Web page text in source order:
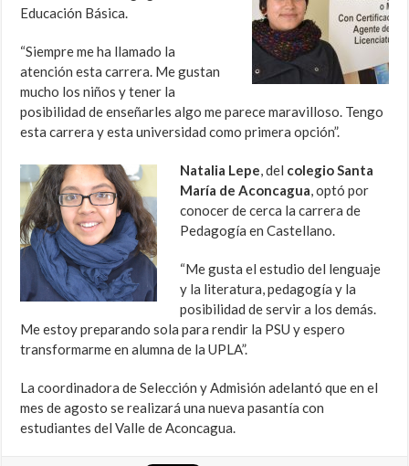
Educación Básica.
“Siempre me ha llamado la
atención esta carrera. Me gustan
mucho los niños y tener la
posibilidad de enseñarles algo me parece maravilloso. Tengo
esta carrera y esta universidad como primera opción”.
Natalia Lepe, del colegio Santa
María de Aconcagua, optó por
conocer de cerca la carrera de
Pedagogía en Castellano.
“Me gusta el estudio del lenguaje
y la literatura, pedagogía y la
posibilidad de servir a los demás.
Me estoy preparando sola para rendir la PSU y espero
transformarme en alumna de la UPLA”.
La coordinadora de Selección y Admisión adelantó que en el
mes de agosto se realizará una nueva pasantía con
estudiantes del Valle de Aconcagua.